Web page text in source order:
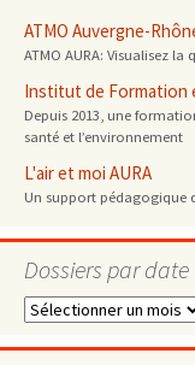
ATMO Auvergne-
ATMO AURA: Visualisez
Institut de Formation
Depuis 2013, une
santé et l’environnement
L'air et moi AURA
Un support pédagogique
Dossiers par date
Dossiers
date